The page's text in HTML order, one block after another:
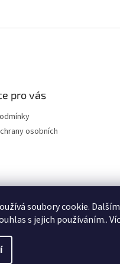
soubory cookie.
s jejich používáním..
pro vás
osobních